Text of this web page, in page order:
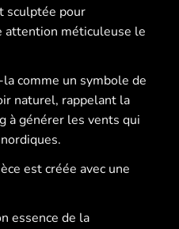
sculptée pour
attention méticuleuse le
comme un symbole de
naturel, rappelant la
à générer les vents qui
est créée avec une
essence de la